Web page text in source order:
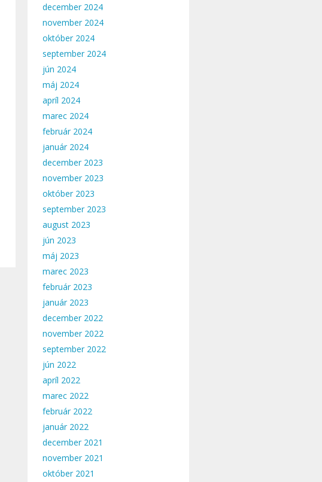
december 2024
november 2024
október 2024
september 2024
jún 2024
máj 2024
apríl 2024
marec 2024
február 2024
január 2024
december 2023
november 2023
október 2023
september 2023
august 2023
jún 2023
máj 2023
marec 2023
február 2023
január 2023
december 2022
november 2022
september 2022
jún 2022
apríl 2022
marec 2022
február 2022
január 2022
december 2021
november 2021
október 2021